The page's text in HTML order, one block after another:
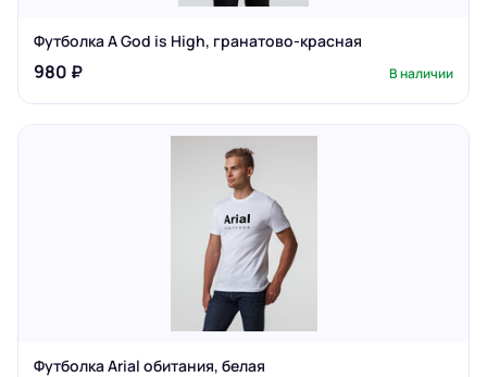
Футболка A God is High, гранатово-красная
980 ₽ В наличии
Футболка Arial обитания, белая